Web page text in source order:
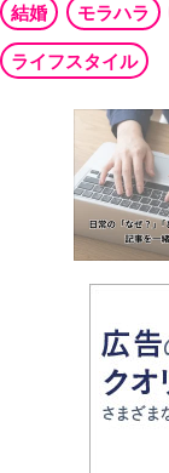
結婚
モラハラ
ライフスタイル